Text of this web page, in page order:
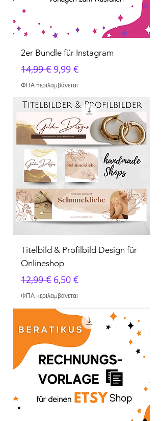
2er Bundle für Instagram
Κανονική τιμή
14,99 € Τιμή Έκπτωσης
9,99 €
ΦΠΑ περιλαμβάνεται
Titelbild & Profilbild Design für
Onlineshop
Κανονική τιμή
12,99 € Τιμή Έκπτωσης
6,50 €
ΦΠΑ περιλαμβάνεται